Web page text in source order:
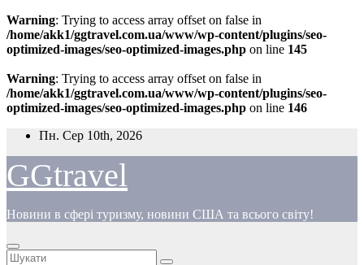
Warning: Trying to access array offset on false in
/home/akk1/ggtravel.com.ua/www/wp-content/plugins/seo-
optimized-images/seo-optimized-images.php on line 145
Warning: Trying to access array offset on false in
/home/akk1/ggtravel.com.ua/www/wp-content/plugins/seo-
optimized-images/seo-optimized-images.php on line 146
Перейти
вмісту
Пн. Сер 10th, 2026
GGtravel
Новини в сфері туризму, новини США та всього світу!